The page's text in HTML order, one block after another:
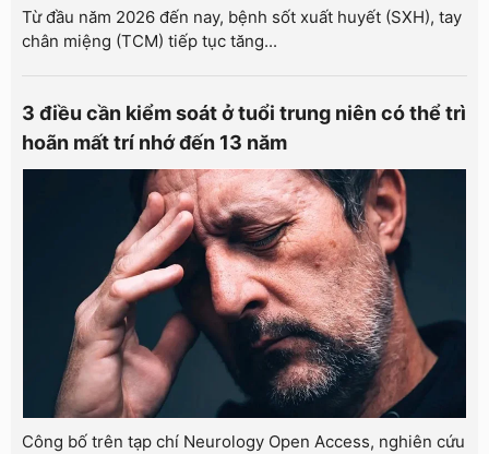
Từ đầu năm 2026 đến nay, bệnh sốt xuất huyết (SXH), tay
chân miệng (TCM) tiếp tục tăng...
3 điều cần kiểm soát ở tuổi trung niên có thể trì
hoãn mất trí nhớ đến 13 năm
Công bố trên tạp chí Neurology Open Access, nghiên cứu